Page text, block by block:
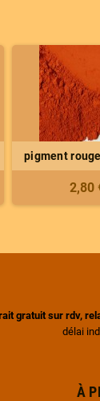
pigment
2,80
gratuit sur rdv,
délai
À